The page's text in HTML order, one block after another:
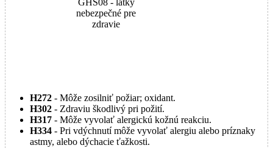
GHS08 - látky
nebezpečné pre
zdravie
H272 - Môže zosilniť požiar; oxidant.
H302 - Zdraviu škodlivý pri požití.
H317 - Môže vyvolať alergickú kožnú reakciu.
H334 - Pri vdýchnutí môže vyvolať alergiu alebo príznaky
astmy, alebo dýchacie ťažkosti.